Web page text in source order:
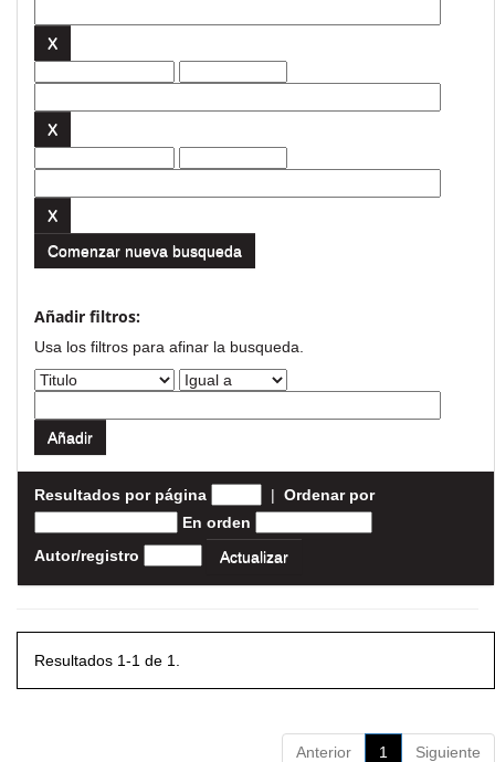
Comenzar nueva busqueda
Añadir filtros:
Usa los filtros para afinar la busqueda.
Resultados por página | Ordenar por
En orden
Autor/registro
Resultados 1-1 de 1.
Anterior 1 Siguiente